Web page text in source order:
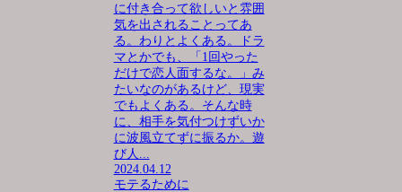
に付き合って欲しいと雰囲
気を出されることってあ
る。わりとよくある。ドラ
マとかでも、「1回やった
だけで恋人面するな。」み
たいなのがあるけど、現実
でもよくある。そんな時
に、相手を気付つけずいか
に波風立てずに振るか。遊
び人...
2024.04.12
モテるために